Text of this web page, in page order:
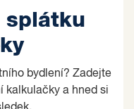
splátku
bydlení? Zadejte
kalkulačky a hned si